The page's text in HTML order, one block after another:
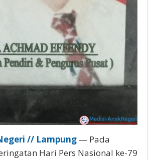
// Lampung — Pada
Hari Pers Nasional ke-79